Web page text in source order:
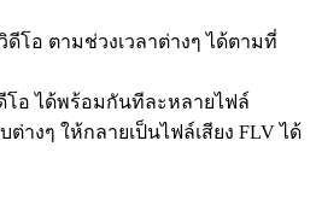
ดีโอ ตามช่วงเวลาต่างๆ ได้ตามที่
โอ ได้พร้อมกันทีละหลายไฟล์
ต่างๆ ให้กลายเป็นไฟล์เสียง FLV ได้